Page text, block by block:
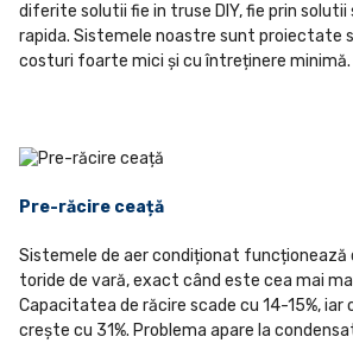
diferite solutii fie in truse DIY, fie prin
rapida. Sistemele noastre sunt proiectate
costuri foarte mici și cu întreținere minimă.
Pre-răcire ceață
Sistemele de aer condiționat funcționează
toride de vară, exact când este cea mai
Capacitatea de răcire scade cu 14-15%, iar
crește cu 31%. Problema apare la